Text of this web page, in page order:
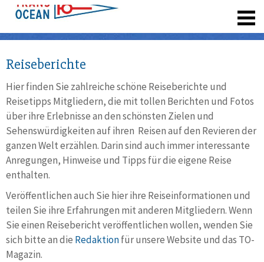
Reiseberichte
Hier finden Sie zahlreiche schöne Reiseberichte und
Reisetipps Mitgliedern, die mit tollen Berichten und Fotos
über ihre Erlebnisse an den schönsten Zielen und
Sehenswürdigkeiten auf ihren Reisen auf den Revieren der
ganzen Welt erzählen. Darin sind auch immer interessante
Anregungen, Hinweise und Tipps für die eigene Reise
enthalten.
Veröffentlichen auch Sie hier ihre Reiseinformationen und
teilen Sie ihre Erfahrungen mit anderen Mitgliedern. Wenn
Sie einen Reisebericht veröffentlichen wollen, wenden Sie
sich bitte an die Redaktionfür unsere Website und das TO-
Magazin.